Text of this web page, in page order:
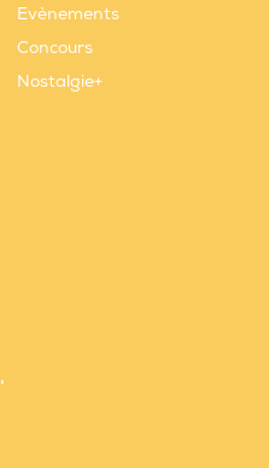
Evènements
Concours
Nostalgie+